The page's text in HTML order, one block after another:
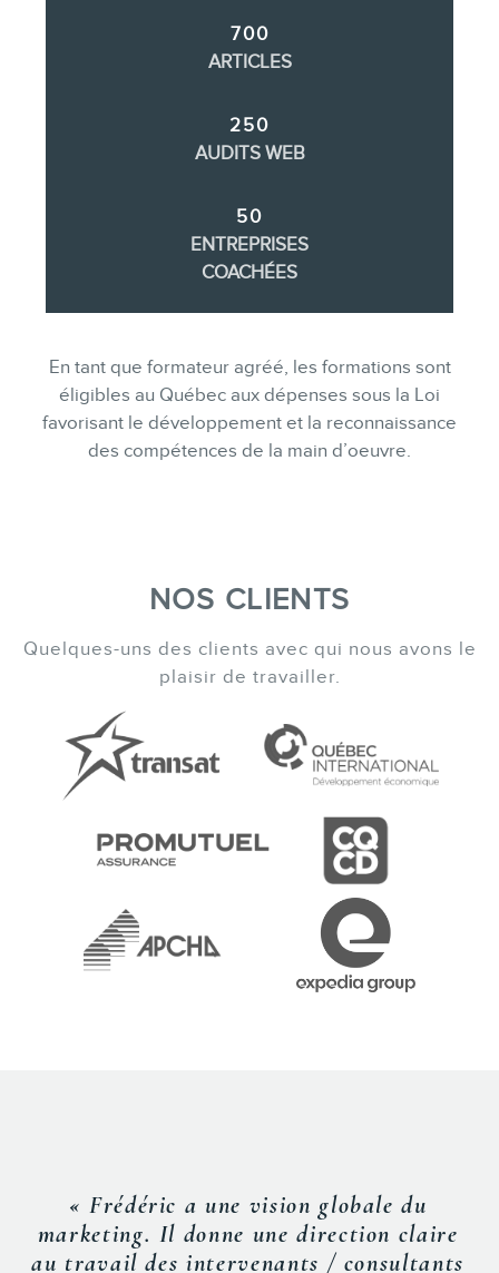
700
ARTICLES
250
AUDITS WEB
50
ENTREPRISES
COACHÉES
En tant que formateur agréé, les formations sont
éligibles au Québec aux dépenses sous la Loi
favorisant le développement et la reconnaissance
des compétences de la main d’oeuvre.
NOS CLIENTS
Quelques-uns des clients avec qui nous avons le
plaisir de travailler.
« Frédéric a une vision globale du
marketing. Il donne une direction claire
au travail des intervenants / consultants